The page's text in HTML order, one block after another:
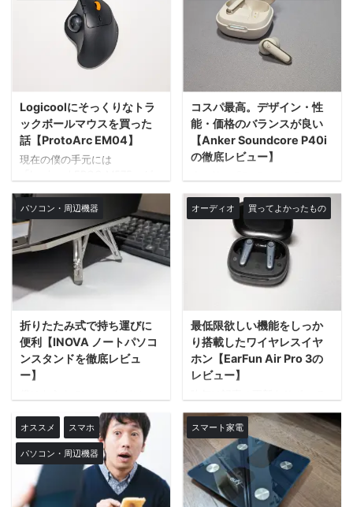
Logicoolにそっくりなトラ
ックボールマウスを買った
話【ProtoArc EM04】
現在の僕の手元には
M350」を使用しています。
ただ、最近すこし問題があっ
て「ERGO M575」の電源と
Bluetooth・無線アンテナ接続
のスイッチが壊れました。
「一体、何をしたらそうなる
の？」といった質問は、別に
してもらって「とりあえず、
壊れたし買い替えよう」と思
ったわけですが、まぁ、高い
じゃない？ なので、僕は考え
ました。 高いなら、代わりに
なりそうな安いのを買えばい
いじゃない。 そして、見つけ
ました。ちょっと使い込んで
...
コスパ最高。デザイン・性
能・価格のバランスが良い
【Anker Soundcore P40i
の徹底レビュー】
のレビューを行ったのです
が、最近になってAnkerから、
対と言っても過言ではないイ
ヤホンが販売されました。 本
当に対として成立するイヤホ
ンなのか？ちょっとレビュー
してみます。 良いものだった
ければ売って手放せば良い。
そんな発想で「Soundcore
P40i」を買ってみたのでレビ
ューしていきます。 リンク
【結論】トータルバランスが
には、ほぼSoundcore Liberty
4と同じ機能が搭載されていま
す。 ...
パソコン・周辺機器
折りたたみ式で持ち運びに
便利【INOVA ノートパソコ
ンスタンドを徹底レビュ
ー】
ンスタンドを持っているので
すが、ちょっと使いにくい。
でも、いい商品も見つからな
いから、半ば諦めていて、
ELECOMのスタンドを使用し
ておりました。 しかし、先日
ロフトをウロウロしている
オーディオ 買ってよかったもの
最低限欲しい機能をしっか
り搭載したワイヤレスイヤ
ホン【EarFun Air Pro 3の
レビュー】
いて、レビューができていな
いんですけど、今僕は
「Soundcore Liberty 4」をメ
インのイヤホンとして仕事や
プライベートで使用していま
す。 その前は「SoundCore
Liberty 3 Pro」を使用してい
オススメ スマホ
パソコン・周辺機器
スマート家電